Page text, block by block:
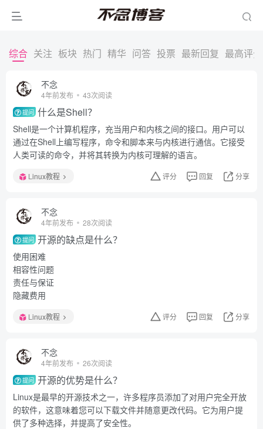
综合 关注 板块 热门 精华 问答 投票 最新回复 最高评分
不念
4年前发布 43次阅读
提问 什么是Shell？
Shell是一个计算机程序，充当用户和内核之间的接口。用户可以
通过在Shell上编写程序，命令和脚本来与内核进行通信。它接受
人类可读的命令，并将其转换为内核可理解的语言。
Linux教程 评分 回复 分享
不念
4年前发布 28次阅读
提问 开源的缺点是什么？
使用困难
相容性问题
责任与保证
隐藏费用
Linux教程 评分 回复 分享
不念
4年前发布 26次阅读
提问 开源的优势是什么？
Linux是最早的开源技术之一，许多程序员添加了对用户完全开放
的软件，这意味着您可以下载文件并随意更改代码。它为用户提
供了多种选择，并提高了安全性。